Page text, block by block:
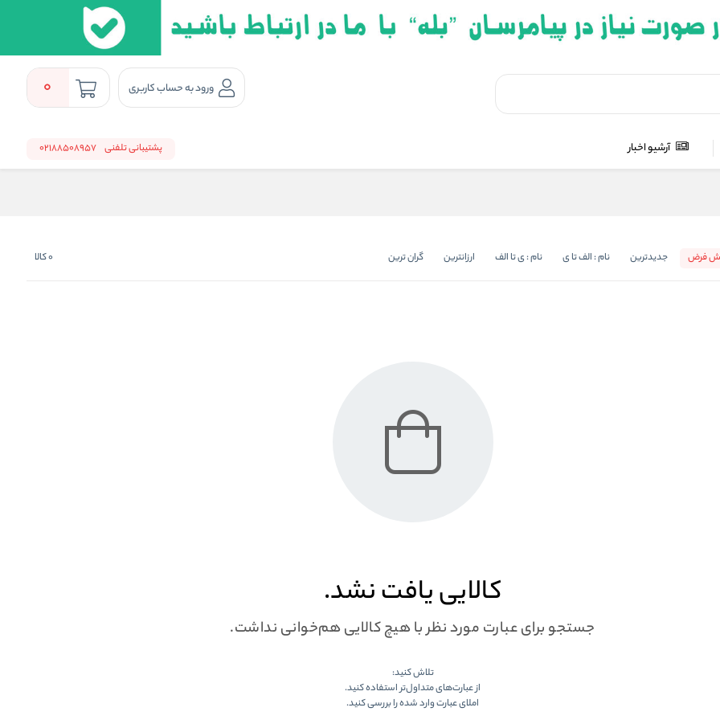
ورود به حساب کاربری 0
آرشیو اخبار پشتیبانی تلفنی 02188508957
فرض جدیدترین نام : الف تا ی نام : ی تا الف ارزانترین گران ترین 0کالا
کالایی یافت نشد.
جستجو برای عبارت مورد نظر با هیچ کالایی هم‌خوانی نداشت.
تلاش کنید:
از عبارت‌های متداول‌تر استفاده کنید.
املای عبارت وارد شده را بررسی کنید.